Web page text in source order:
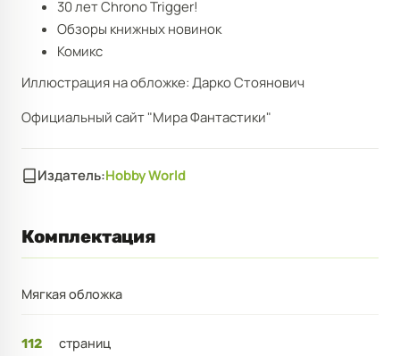
30 лет Chrono Trigger!
Обзоры книжных новинок
Комикс
Иллюстрация на обложке: Дарко Стоянович
Официальный сайт "Мира Фантастики"
Издатель:Hobby World
Комплектация
Мягкая обложка
112 страниц